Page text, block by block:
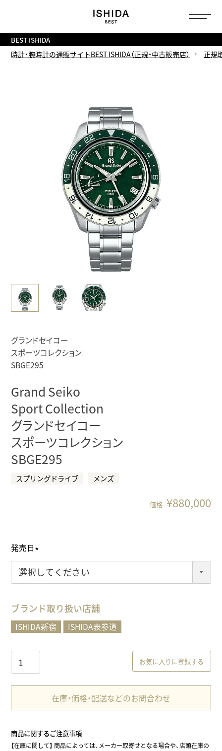
BEST ISHIDA
時計・腕時計の通販サイトBEST ISHIDA（正規・中古販売店）
正規
グランドセイコー
スポーツコレクション
SBGE295
Grand Seiko
Sport Collection
グランドセイコー
スポーツコレクション
SBGE295
スプリングドライブ メンズ
価格 ¥880,000
発売日
(
必
ブランド取り扱い店舗
ISHIDA新宿 ISHIDA表参道
お気に入りに登録する
在庫・価格・配送などのお問合わせ
商品に関するご注意事項
【在庫に関して】商品によっては、メーカー取寄せとなる場合や、店頭在庫の
へ